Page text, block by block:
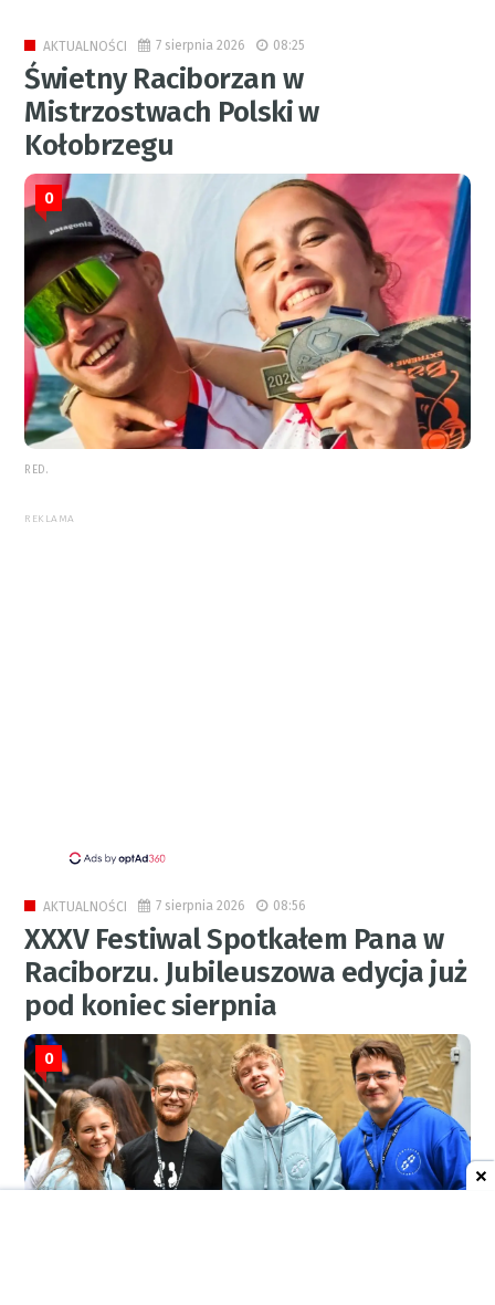
AKTUALNOŚCI 7 sierpnia 2026 08:25
Świetny Raciborzan w
Mistrzostwach Polski w
Kołobrzegu
0
RED.
REKLAMA
AKTUALNOŚCI 7 sierpnia 2026 08:56
XXXV Festiwal Spotkałem Pana w
Raciborzu. Jubileuszowa edycja już
pod koniec sierpnia
0